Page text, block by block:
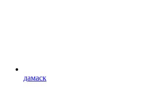
дамаск